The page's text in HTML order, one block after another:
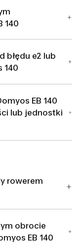
140
błędu e2 lub
140
EB 140
lub jednostki
rowerem
obrocie
EB 140